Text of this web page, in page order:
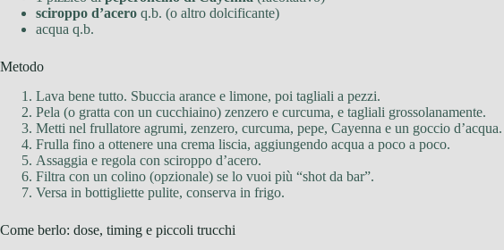
sciroppo d’acero q.b. (o altro dolcificante)
acqua q.b.
Metodo
Lava bene tutto. Sbuccia arance e limone, poi tagliali a pezzi.
Pela (o gratta con un cucchiaino) zenzero e curcuma, e tagliali grossolanamente.
Metti nel frullatore agrumi, zenzero, curcuma, pepe, Cayenna e un goccio d’acqua.
Frulla fino a ottenere una crema liscia, aggiungendo acqua a poco a poco.
Assaggia e regola con sciroppo d’acero.
Filtra con un colino (opzionale) se lo vuoi più “shot da bar”.
Versa in bottigliette pulite, conserva in frigo.
Come berlo: dose, timing e piccoli trucchi